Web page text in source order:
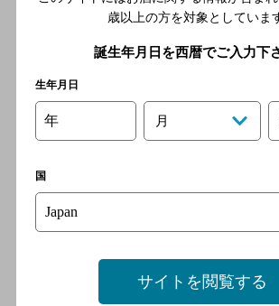
鮨ト酒 日々晴
東京メトロ各
個室×宴会
んだ 新宿三丁
歳以上の方を対象としていま
誕生年月日を西暦でご入力下
生年月日
年 月
国
サイトを閲覧する